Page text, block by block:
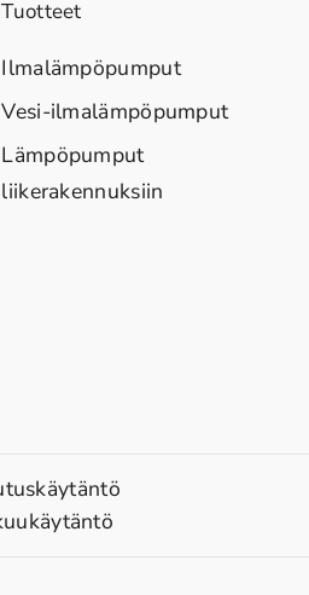
Tuotteet
Ilmalämpöpumput
Vesi-ilmalämpöpumput
Lämpöpumput
liikerakennuksiin